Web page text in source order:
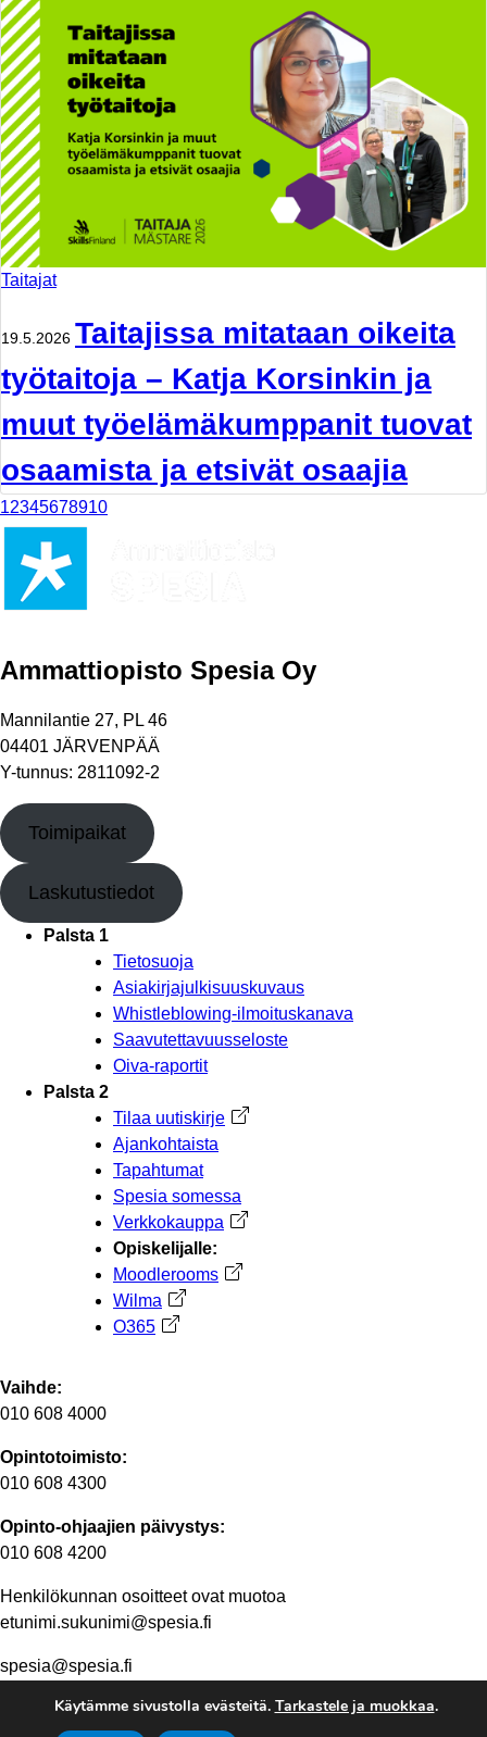
Taitajat
19.5.2026 Taitajissa mitataan oikeita
työtaitoja – Katja Korsinkin ja
muut työelämäkumppanit tuovat
osaamista ja etsivät osaajia
12345678910
Ammattiopisto Spesia Oy
Mannilantie 27, PL 46
04401 JÄRVENPÄÄ
Y-tunnus: 2811092-2
Toimipaikat
Laskutustiedot
Palsta 1
Tietosuoja
Asiakirjajulkisuuskuvaus
Whistleblowing-ilmoituskanava
Saavutettavuusseloste
Oiva-raportit
Palsta 2
Tilaa uutiskirje Avautuu uuteen välilehteen
Ajankohtaista
Tapahtumat
Spesia somessa
Verkkokauppa Avautuu uuteen välilehteen
Opiskelijalle:
Moodlerooms Avautuu uuteen välilehteen
Wilma Avautuu uuteen välilehteen
O365 Avautuu uuteen välilehteen
Vaihde:
010 608 4000
Opintotoimisto:
010 608 4300
Opinto-ohjaajien päivystys:
010 608 4200
Henkilökunnan osoitteet ovat muotoa
etunimi.sukunimi@spesia.fi
spesia@spesia.fi
Henkilöstön yhteystiedot
Käytämme sivustolla evästeitä. Tarkastele ja muokkaa.